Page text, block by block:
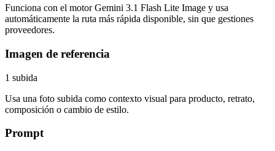
Funciona con el motor Gemini 3.1 Flash Lite Image y usa
automáticamente la ruta más rápida disponible, sin que gestiones
proveedores.
Imagen de referencia
1 subida
Usa una foto subida como contexto visual para producto, retrato,
composición o cambio de estilo.
Prompt